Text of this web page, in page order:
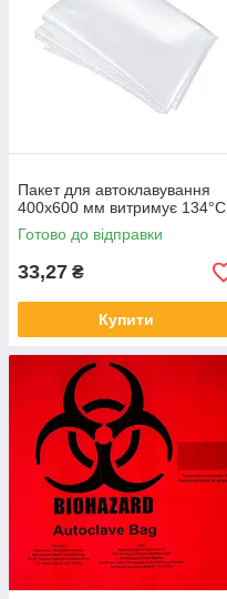
Пакет для автоклавування
400x600 мм витримує 134°С
Готово до відправки
33,27 ₴
Купити